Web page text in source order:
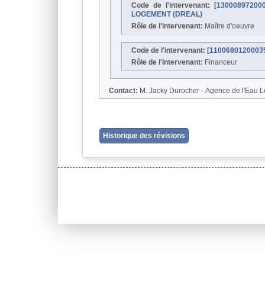
Code de l'intervenant:
LOGEMENT (DREAL)
Rôle de l'intervenant: Maître d'oeuvre
Code de l'intervenant:
Rôle de l'intervenant: Financeur
Contact: M. Jacky Durocher - Agence
Historique des révisions